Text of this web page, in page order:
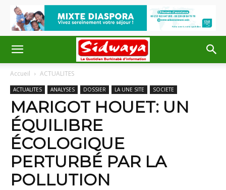
Accueil ACTUALITES
ACTUALITES ANALYSES DOSSIER LA UNE SITE SOCIETE
MARIGOT HOUET: UN
ÉQUILIBRE
ÉCOLOGIQUE
PERTURBÉ PAR LA
POLLUTION